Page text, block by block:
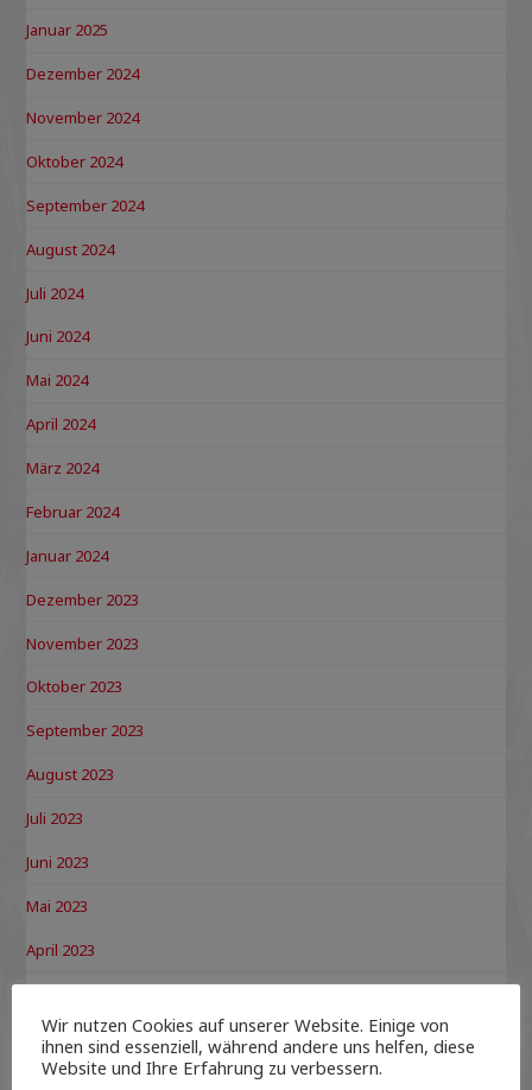
Januar 2025
Dezember 2024
November 2024
Oktober 2024
September 2024
August 2024
Juli 2024
Juni 2024
Mai 2024
April 2024
März 2024
Februar 2024
Januar 2024
Dezember 2023
November 2023
Oktober 2023
September 2023
August 2023
Juli 2023
Juni 2023
Mai 2023
April 2023
Februar 2023
Januar 2023
Wir nutzen Cookies auf unserer Website. Einige von
ihnen sind essenziell, während andere uns helfen, diese
Website und Ihre Erfahrung zu verbessern.